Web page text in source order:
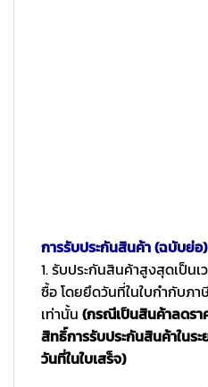
การรับประกันสินค้า (ฉบับย่อ)
1. รับประกันสินค้าสูงสุดเป็น
ซื้อ โดยยึดวันที่ในใบกำกับภา
เท่านั้น (กรณีเป็นสินค้าลดรา
สิทธิ์การรับประกันสินค้าในระ
วันที่ในใบเสร็จ)